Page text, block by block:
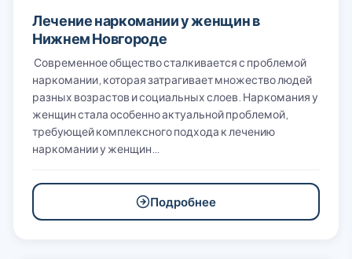
Лечение наркомании у женщин в
Нижнем Новгороде
Современное общество сталкивается с проблемой
наркомании, которая затрагивает множество людей
разных возрастов и социальных слоев. Наркомания у
женщин стала особенно актуальной проблемой,
требующей комплексного подхода к лечению
наркомании у женщин…
Подробнее